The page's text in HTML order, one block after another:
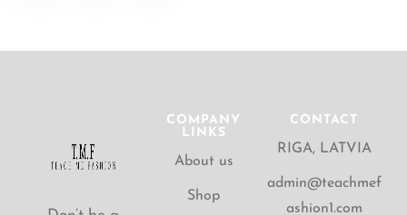
COMPANY
LINKS
About us
Shop
CONTACT
RIGA, LATVIA
admin@teachmef
ashion1.com